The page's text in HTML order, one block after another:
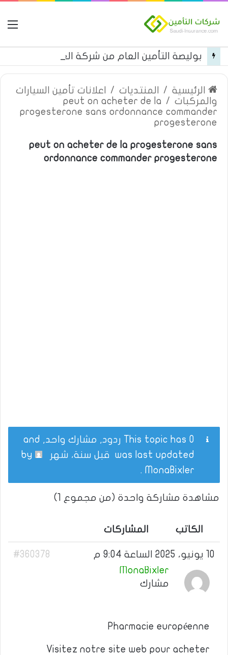
الرئيسية / المنتديات /
اعلانات تأمين السيارات
والمركبات /
peut on acheter de la
progesterone sans ordonnance commander
progesterone
peut on acheter de la progesterone sans
ordonnance commander progesterone
This topic has 0 ردود, مشارك واحد, and
was last updated قبل سنة، شهر
MonaBixler
.
مشاهدة مشاركة واحدة (من مجموع 1)
الكاتب المشاركات
10 يونيو، 2025 الساعة 9:04 م
#360378
MonaBixler
مشارك
Pharmacie européenne
Visitez notre site web pour acheter